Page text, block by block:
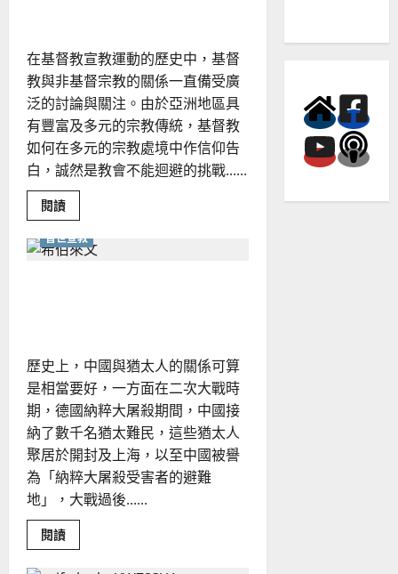
煬
在基督教宣教運動的歷史中，基督
教與非基督宗教的關係一直備受廣
泛的討論與關注。由於亞洲地區具
有豐富及多元的宗教傳統，基督教
如何在多元的宗教處境中作信仰告
白，誠然是教會不能迴避的挑戰......
閱讀Read
more
如
何
音？
｜
邢
福
增
普世宣教
歷史上，中國與猶太人的關係可算
是相當要好，一方面在二次大戰時
期，德國納粹大屠殺期間，中國接
納了數千名猶太難民，這些猶太人
聚居於開封及上海，以至中國被譽
為「納粹大屠殺受害者的避難
地」，大戰過後......
閱讀Read
more